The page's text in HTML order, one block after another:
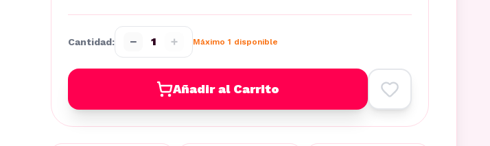
Cantidad: − 1 + Máximo 1 disponible
Añadir al Carrito